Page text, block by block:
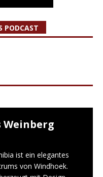
PODCAST
Weinberg
ist ein elegantes
von Windhoek.